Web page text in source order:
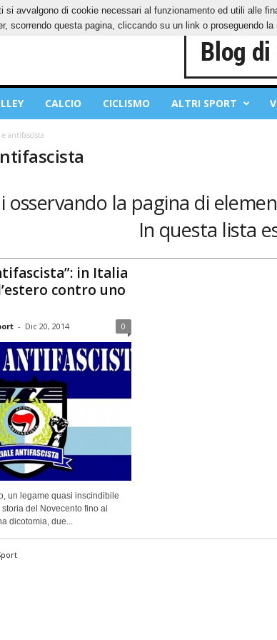
CONTATTI COOKIES PRIVACY POLICY
CALCIO CICLISMO ALTRI SPORT
e antifascista
osservando la pagina di
In questa lista
in Italia
contro uno
- Dic 20, 2014 0
un legame quasi inscindibile
del Novecento fino ai
dicotomia, due...
avvalgono di cookie necessari al funzionamento ed utili alle
scorrendo questa pagina, cliccando su un link o proseguendo